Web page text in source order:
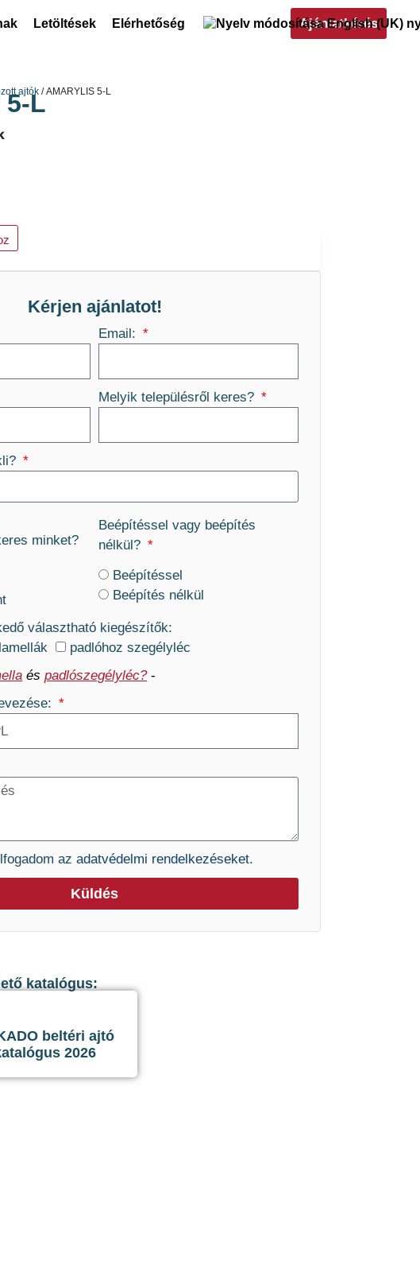
Letöltések Elérhetőség Ajánlatkérés
ajtók / AMARYLIS 5-L
5-L
Kérjen ajánlatot!
Email:
Melyik településről keres?
minket?
Beépítéssel vagy beépítés
nélkül?
Beépítéssel
Beépítés nélkül
választható kiegészítők:
padlóhoz szegélyléc
éspadlószegélyléc?-
azadatvédelmi rendelkezéseket.
Küldés
katalógus:
beltéri ajtó
2026